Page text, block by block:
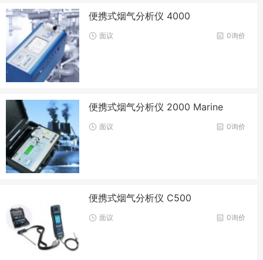
便携式烟气分析仪 4000
0询价
面议
便携式烟气分析仪 2000 Marine
0询价
面议
便携式烟气分析仪 C500
0询价
面议